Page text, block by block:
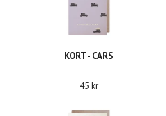
KORT - CARS
45 kr